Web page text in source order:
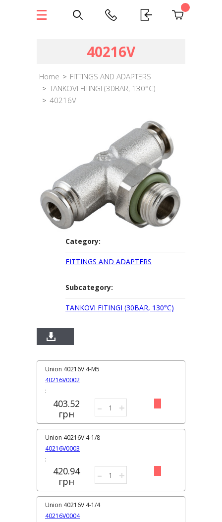
40216V
Home > FITTINGS AND ADAPTERS
> TANKOVI FITINGI (30BAR, 130°C)
> 40216V
Category:
FITTINGS AND ADAPTERS
Subcategory:
TANKOVI FITINGI (30BAR, 130°C)
40216V0002
Union 40216V 4-M5
403.52
грн
:
– +
40216V0003
Union 40216V 4-1/8
420.94
грн
:
– +
40216V0004
Union 40216V 4-1/4